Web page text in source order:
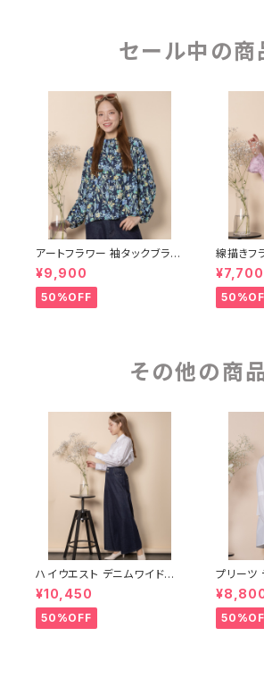
セール中の商
アートフラワー 袖タックブラウ
ス【5664006】
¥9,900
50%OFF
線描きフ
ウス【
¥7,700
その他の商
ハイウエスト デニムワイドパ
ンツ【8267002】
¥10,450
50%OFF
プリーツ
264004】